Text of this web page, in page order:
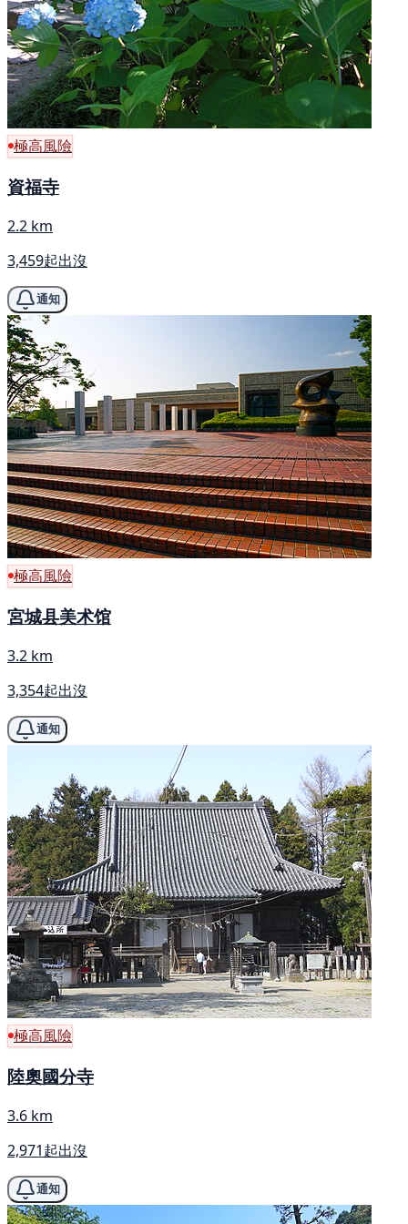
極高風險
資福寺
2.2 km
3,459起出沒
通知
極高風險
宮城县美术馆
3.2 km
3,354起出沒
通知
極高風險
陸奧國分寺
3.6 km
2,971起出沒
通知